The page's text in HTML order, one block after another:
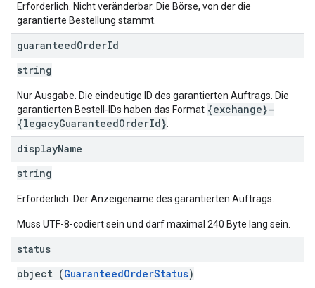
Erforderlich. Nicht veränderbar. Die Börse, von der die
garantierte Bestellung stammt.
guaranteedOrderId
string
Nur Ausgabe. Die eindeutige ID des garantierten Auftrags. Die
garantierten Bestell-IDs haben das Format {exchange}-
{legacyGuaranteedOrderId}
displayName
string
Erforderlich. Der Anzeigename des garantierten Auftrags.
Muss UTF-8-codiert sein und darf maximal 240 Byte lang sein.
status
object (GuaranteedOrderStatus)